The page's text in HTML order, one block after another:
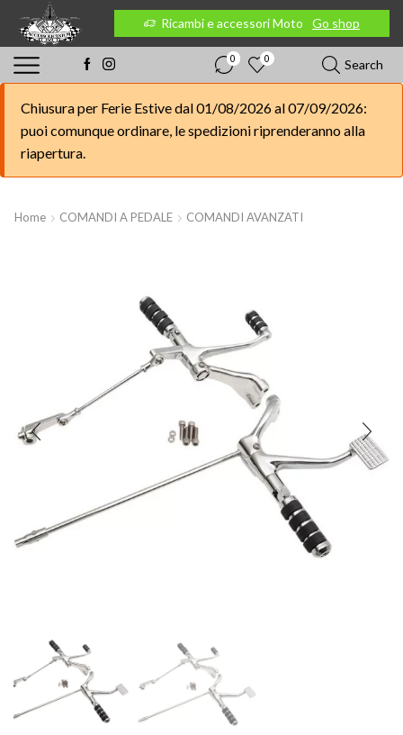
Go shop Ricambi e accessori Moto Go shop
0 0 Search
Chiusura per Ferie Estive dal 01/08/2026 al 07/09/2026:
puoi comunque ordinare, le spedizioni riprenderanno alla
riapertura.
Home COMANDI A PEDALE COMANDI AVANZATI